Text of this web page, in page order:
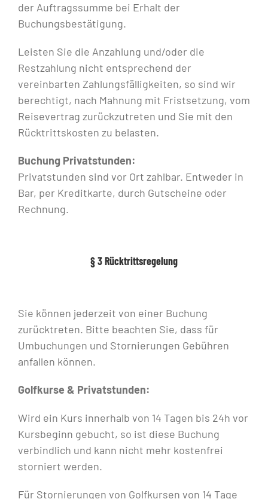
der Auftragssumme bei Erhalt der
Buchungsbestätigung.
Leisten Sie die Anzahlung und/oder die
Restzahlung nicht entsprechend der
vereinbarten Zahlungsfälligkeiten, so sind wir
berechtigt, nach Mahnung mit Fristsetzung, vom
Reisevertrag zurückzutreten und Sie mit den
Rücktrittskosten zu belasten.
Buchung Privatstunden:
Privatstunden sind vor Ort zahlbar. Entweder in
Bar, per Kreditkarte, durch Gutscheine oder
Rechnung.
§ 3 Rücktrittsregelung
Sie können jederzeit von einer Buchung
zurücktreten. Bitte beachten Sie, dass für
Umbuchungen und Stornierungen Gebühren
anfallen können.
Golfkurse & Privatstunden:
Wird ein Kurs innerhalb von 14 Tagen bis 24h vor
Kursbeginn gebucht, so ist diese Buchung
verbindlich und kann nicht mehr kostenfrei
storniert werden.
Für Stornierungen von Golfkursen von 14 Tage